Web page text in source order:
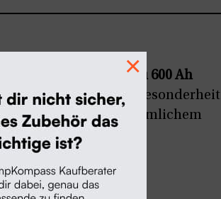
und bis zu 600 Ah
Bord. Eine weitere Besonderheit
Vergleich zu herkömmlichem
×